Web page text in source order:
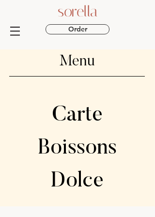
sorella
Order
Menu
Carte
Boissons
Dolce